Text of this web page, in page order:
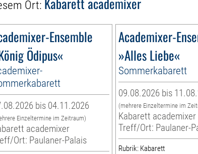
Ort:
Ensemble
Ödipus«
bis 04.11.2026
Einzeltermine im Zeitraum)
academixer
Ort: Paulaner-Palais
Academixer-
»Alles Liebe«
Sommerkabarett
09.08.2026 bis
(mehrere Einzeltermine im
Kabarett academixer
Treff/Ort: Paulaner-
Rubrik: Kabarett